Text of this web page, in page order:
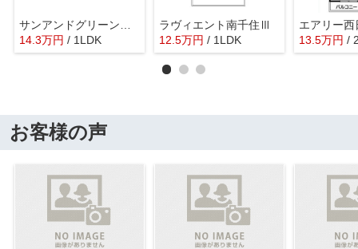
14.3万円 / 1LDK
ラヴィエント南千住Ⅲ
12.5万円 / 1LDK
エアリー西
13.5万円 /
お客様の声